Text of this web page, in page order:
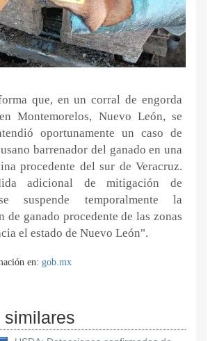
que, en un corral de engorda
Montemorelos, Nuevo León, se
oportunamente un caso de
barrenador del ganado en una
procedente del sur de Veracruz.
adicional de mitigación de
suspende temporalmente la
de ganado procedente de las zonas
el estado de Nuevo León".
en: gob.mx
similares